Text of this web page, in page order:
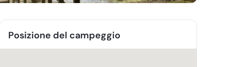
Posizione del campeggio